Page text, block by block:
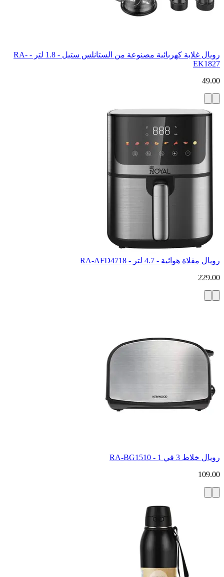
رويال غلاية كهربائية مصنوعة من الستانلس ستيل - 1.8 لتر - RA-
EK1827
49.00
رويال مقلاة هوائية - 4.7 لتر - RA-AFD4718
229.00
رويال خلاط 3 في 1 - RA-BG1510
109.00